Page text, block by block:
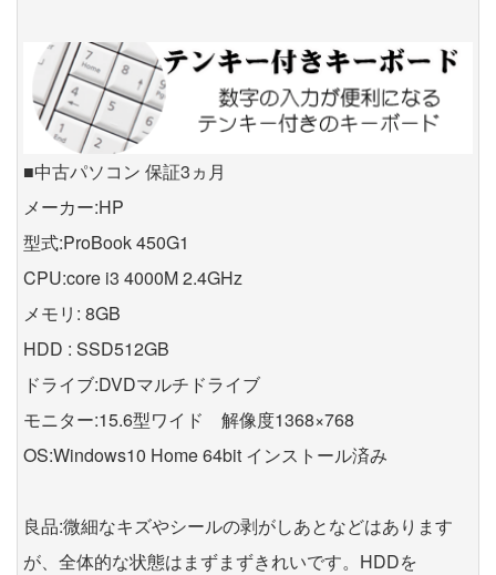
■中古パソコン 保証3ヵ月
メーカー:HP
型式:ProBook 450G1
CPU:core i3 4000M 2.4GHz
メモリ: 8GB
HDD : SSD512GB
ドライブ:DVDマルチドライブ
モニター:15.6型ワイド 解像度1368×768
OS:Windows10 Home 64bit インストール済み
良品:微細なキズやシールの剥がしあとなどはあります
が、全体的な状態はまずまずきれいです。HDDを